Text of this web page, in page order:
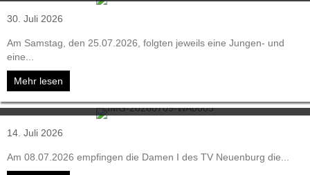
30. Juli 2026
Am Samstag, den 25.07.2026, folgten jeweils eine Jungen- und
eine...
Mehr lesen
14. Juli 2026
Am 08.07.2026 empfingen die Damen I des TV Neuenburg die...